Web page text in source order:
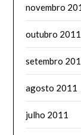
novembro
outubro 2011
setembro
agosto 2011
julho 2011